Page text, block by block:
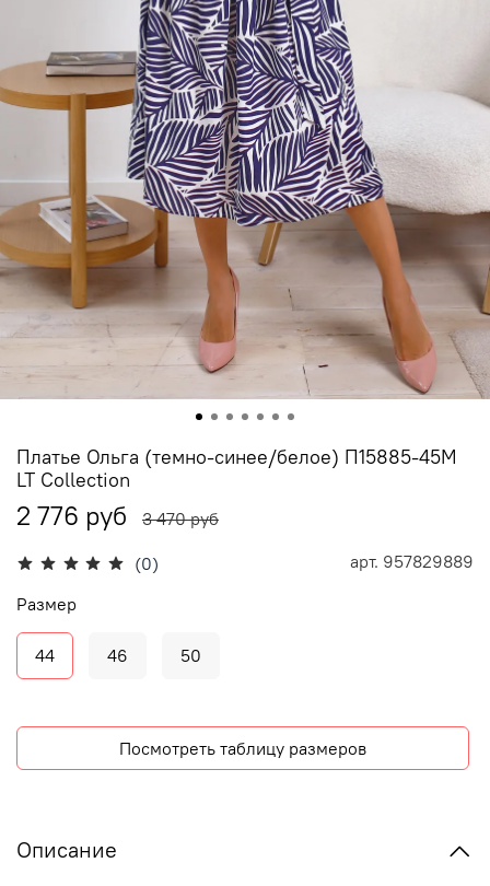
(0) арт. 957829889
Платье Ольга (темно-синее/белое) П15885-45М
LT Collection
2 776 руб 3 470 руб
Размер
44 46 50
Посмотреть таблицу размеров
Описание